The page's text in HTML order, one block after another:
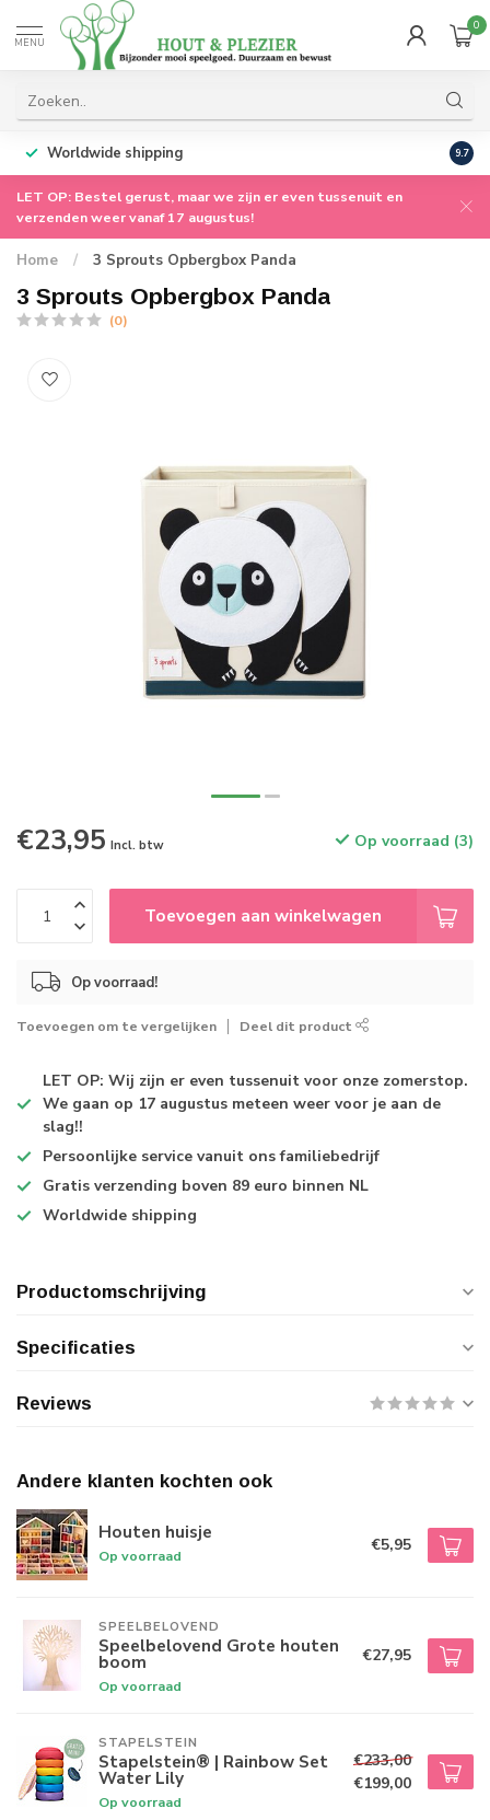
MENU
0
Worldwide shipping 9.7
LET OP: Bestel gerust, maar we zijn er even tussenuit en
verzenden weer vanaf 17 augustus!
Home / 3 Sprouts Opbergbox Panda
3 Sprouts Opbergbox Panda
(0)
€23,95 Incl. btw Op voorraad (3)
Toevoegen aan winkelwagen
Op voorraad!
Toevoegen om te vergelijken Deel dit product
LET OP: Wij zijn er even tussenuit voor onze zomerstop.
We gaan op 17 augustus meteen weer voor je aan de
slag!!
Persoonlijke service vanuit ons familiebedrijf
Gratis verzending boven 89 euro binnen NL
Worldwide shipping
Productomschrijving
Specificaties
Reviews
Andere klanten kochten ook
Houten huisje
Op voorraad
€5,95
SPEELBELOVEND
Speelbelovend Grote houten
boom
Op voorraad
€27,95
STAPELSTEIN
Stapelstein® | Rainbow Set
Water Lily
Op voorraad
€233,00
€199,00